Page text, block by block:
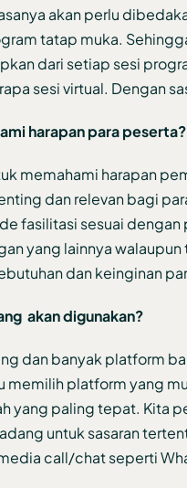
akan perlu
tatap muka.
dari setiap sesi
sesi virtual. Dengan
harapan para peserta?
memahami harapan
dan relevan bagi
fasilitasi sesuai
yang lainnya
dan keinginan
akan digunakan?
dan banyak platform
memilih platform yang
yang paling tepat. Kita
untuk sasaran
call/chat seperti